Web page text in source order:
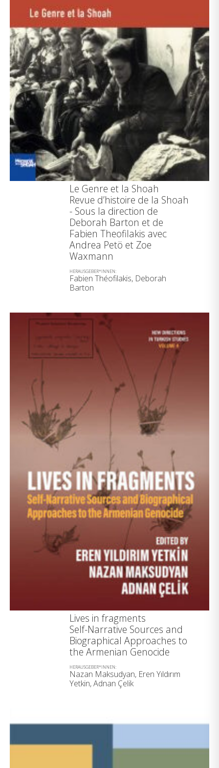
Le Genre et la Shoah
Revue d’histoire de la Shoah
- Sous la direction de
Deborah Barton et de
Fabien Theofilakis avec
Andrea Petö et Zoe
Waxmann
HERAUSGEBER*INNEN:
Fabien Théofilakis, Deborah
Barton
Lives in fragments
Self-Narrative Sources and
Biographical Approaches to
the Armenian Genocide
HERAUSGEBER*INNEN:
Nazan Maksudyan, Eren Yıldırım
Yetkin, Adnan Çelik